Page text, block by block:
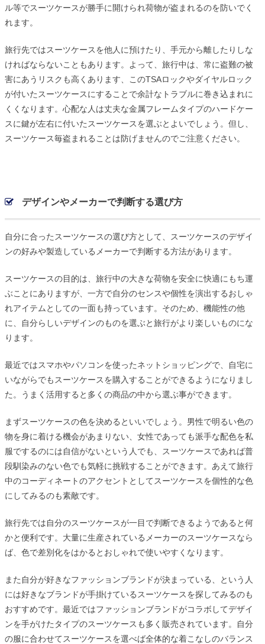
ル等でスーツケースが勝手に開けられ荷物が盗まれるのを防いでく
れます。
旅行先ではスーツケースを他人に預けたり、手元から離したりしな
ければならないこともあります。よって、旅行中は、常に盗難の被
害にあうリスクも高くあります、このTSAロックやダイヤルロック
が付いたスーツケースにすることで余計なトラブルに巻き込まれに
くくなります。心配な人は丈夫な金属フレームタイプのハードケー
スに鍵が左右に付いたスーツケースを選ぶとよいでしょう。但し、
スーツケース毎盗まれることは防げませんのでご注意ください。
デザインやメーカーで判断する選び方
自分に合ったスーツケースの選び方として、スーツケースのデザイ
ンの好みや製造しているメーカーで判断する方法があります。
スーツケースの目的は、旅行中の大きな荷物を安全に快適にもち運
ぶことにありますが、一方で自分のセンスや個性を演出するおしゃ
れアイテムとしての一面も持っています。そのため、機能性の他
に、自分らしいデザインのものを選ぶと旅行がより楽しいものにな
ります。
最近ではスマホやパソコンを使ったネットショッピングで、自宅に
いながらでもスーツケースを購入することができるようになりまし
た。うまく活用すると多くの商品の中から選ぶ事ができます。
まずスーツケースの色を決めるといいでしょう。男性で明るい色の
物を身に着ける機会があまりない、女性であっても派手な配色を私
服でするのには自信がないという人でも、スーツケースであれば普
段馴染みのない色でも気軽に挑戦することができます。あえて旅行
中のコーディネートのアクセントとしてスーツケースを個性的な色
にしてみるのも素敵です。
旅行先では自分のスーツケースが一目で判断できるようであると何
かと便利です。大量に生産されているメーカーのスーツケースなら
ば、色で差別化をはかるとおしゃれで使いやすくなります。
また自分が好きなファッションブランドが決まっている、という人
には好きなブランドが手掛けているスーツケースを探してみるのも
おすすめです。最近ではファッションブランドがコラボしてデザイ
ンを手がけたタイプのスーツケースも多く販売されています。自分
の服に合わせてスーツケースを選べば全体的な着こなしのバランス